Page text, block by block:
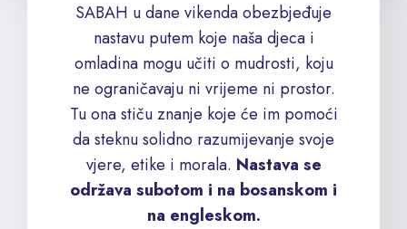
SABAH u dane vikenda obezbjeđuje
nastavu putem koje naša djeca i
omladina mogu učiti o mudrosti, koju
ne ograničavaju ni vrijeme ni prostor.
Tu ona stiču znanje koje će im pomoći
da steknu solidno razumijevanje svoje
vjere, etike i morala. Nastava se
održava subotom i na bosanskom i
na engleskom.